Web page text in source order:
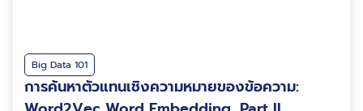
Big Data 101
การค้นหาตัวแทนเชิงความหมายของข้อความ: